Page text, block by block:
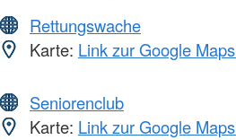
Rettungswache
Karte: Link zur Google
Seniorenclub
Karte: Link zur Google